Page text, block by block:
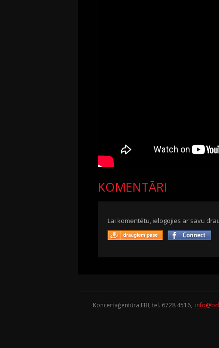
KOMENTĀRI
Lai komentētu, ielogojies ar savu
Koncertaģentūra FBI, tel. 6728 4516,